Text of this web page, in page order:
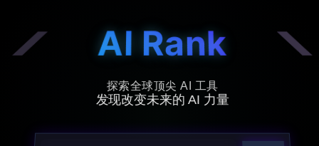
AI Rank
探索全球顶尖 AI 工具
发现改变未来的 AI 力量